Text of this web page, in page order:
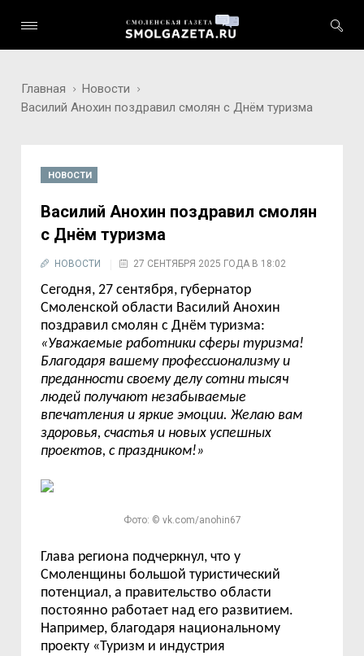
Главная
Новости
Василий Анохин поздравил смолян с Днём туризма
НОВОСТИ
Василий Анохин поздравил смолян
с Днём туризма
НОВОСТИ 27 СЕНТЯБРЯ 2025 ГОДА В 18:02
Сегодня, 27 сентября, губернатор
Смоленской области Василий Анохин
поздравил смолян с Днём туризма:
«Уважаемые работники сферы туризма!
Благодаря вашему профессионализму и
преданности своему делу сотни тысяч
людей получают незабываемые
впечатления и яркие эмоции. Желаю вам
здоровья, счастья и новых успешных
проектов, с праздником!»
Фото: © vk.com/anohin67
Глава региона подчеркнул, что у
Смоленщиныбольшой туристический
потенциал,а правительство области
постоянно работает над его развитием.
Например, благодаря национальному
проекту «Туризм и индустрия